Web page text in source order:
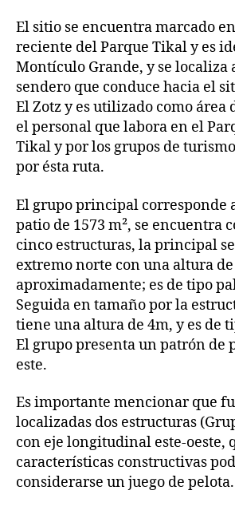
El sitio se encuentra marcado
reciente del Parque Tikal y es
Montículo Grande, y se localiza
sendero que conduce hacia el
El Zotz y es utilizado como área
el personal que labora en el
Tikal y por los grupos de
por ésta ruta.
El grupo principal corresponde
patio de 1573 m², se encuentra
cinco estructuras, la principal
extremo norte con una altura
aproximadamente; es de tipo
Seguida en tamaño por la
tiene una altura de 4m, y es de
El grupo presenta un patrón de
este.
Es importante mencionar que
localizadas dos estructuras
con eje longitudinal este-oeste,
características constructivas
considerarse un juego de pelota.